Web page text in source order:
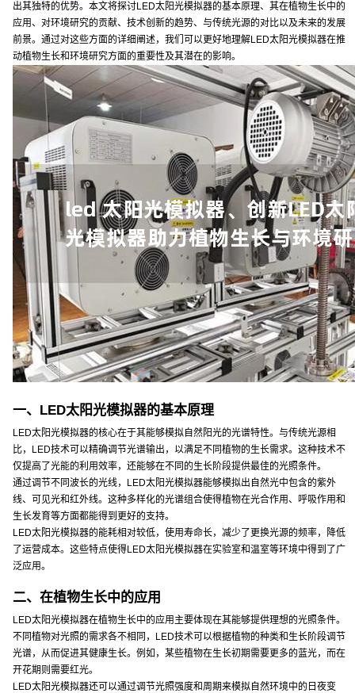
出其独特的优势。本文将探讨LED太阳光模拟器的基本原理、其在植物生长中的
应用、对环境研究的贡献、技术创新的趋势、与传统光源的对比以及未来的发展
前景。通过对这些方面的详细阐述，我们可以更好地理解LED太阳光模拟器在推
动植物生长和环境研究方面的重要性及其潜在的影响。
一、LED太阳光模拟器的基本原理
LED太阳光模拟器的核心在于其能够模拟自然阳光的光谱特性。与传统光源相
比，LED技术可以精确调节光谱输出，以满足不同植物的生长需求。这种技术不
仅提高了光能的利用效率，还能够在不同的生长阶段提供最佳的光照条件。
通过调节不同波长的光线，LED太阳光模拟器能够模拟出自然光中包含的紫外
线、可见光和红外线。这种多样化的光谱组合使得植物在光合作用、呼吸作用和
生长发育等方面都能得到更好的支持。
LED太阳光模拟器的能耗相对较低，使用寿命长，减少了更换光源的频率，降低
了运营成本。这些特点使得LED太阳光模拟器在实验室和温室等环境中得到了广
泛应用。
二、在植物生长中的应用
LED太阳光模拟器在植物生长中的应用主要体现在其能够提供理想的光照条件。
不同植物对光照的需求各不相同，LED技术可以根据植物的种类和生长阶段调节
光谱，从而促进其健康生长。例如，某些植物在生长初期需要更多的蓝光，而在
开花期则需要红光。
LED太阳光模拟器还可以通过调节光照强度和周期来模拟自然环境中的日夜变